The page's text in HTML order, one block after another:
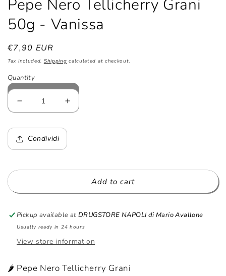
Pepe Nero Tellicherry Grani
50g - Vanissa
Regular
price
€7,90 EUR
Tax included. Shipping calculated at checkout.
Quantity
Decrease
quantity
for
Pepe
Nero
Grani
Increase
quantity
Nero
Grani
Condividi
Add to cart
Pickup available atDRUGSTORE NAPOLI di Mario Avallone
Usually ready in 24 hours
View store information
🌶️ Pepe Nero Tellicherry Grani